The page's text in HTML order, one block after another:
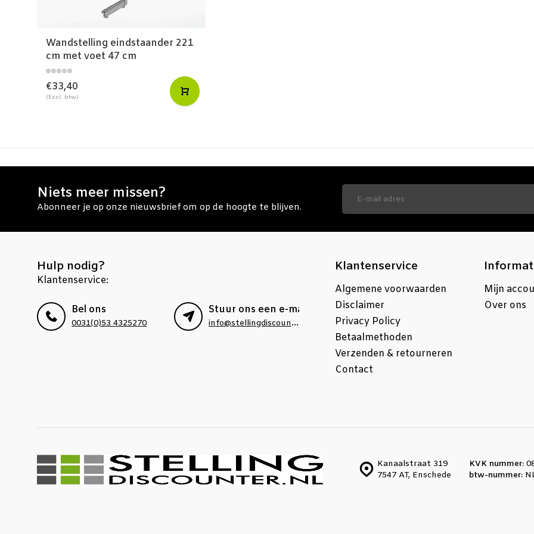
Wandstelling eindstaander 221
cm met voet 47 cm
€33,40
(Excl. btw)
Niets meer missen?
Abonneer je op onze nieuwsbrief om op de hoogte te blijven.
Hulp nodig?
Klantenservice:
Bel ons
0031(0)53 4325270
Stuur ons een e-mail
info@stellingdiscounter.nl
Klantenservice
Algemene voorwaarden
Disclaimer
Privacy Policy
Betaalmethoden
Verzenden & retourneren
Contact
Mijn
Over ons
Kanaalstraat 319
7547 AT, Enschede
KVK nummer:
btw-nummer: